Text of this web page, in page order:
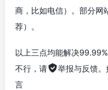
商，比如电信）。部分网
荐）。
以上三点均能解决
不行，请
举报与反馈
言